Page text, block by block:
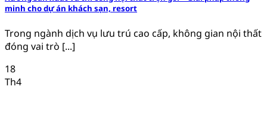
minh cho dự án khách sạn, resort
Trong ngành dịch vụ lưu trú cao cấp, không gian nội thất
đóng vai trò [...]
18
Th4